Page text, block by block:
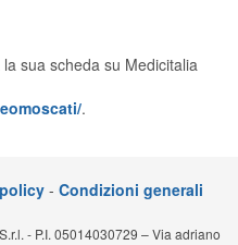
cloud
sua scheda su Medicitalia
.
- Condizioni generali
- P.I. 05014030729 – Via adriano